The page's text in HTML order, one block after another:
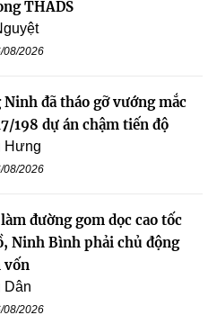
THADS
08/2026
Ninh đã tháo gỡ vướng mắc
198 dự án chậm tiến độ
Hưng
08/2026
đường gom dọc cao tốc
Ninh Bình phải chủ động
vốn
Dân
08/2026